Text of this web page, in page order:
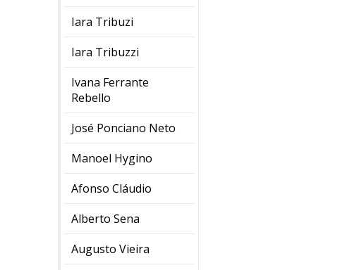
Iara Tribuzi
Iara Tribuzzi
Ivana Ferrante
Rebello
José Ponciano Neto
Manoel Hygino
Afonso Cláudio
Alberto Sena
Augusto Vieira